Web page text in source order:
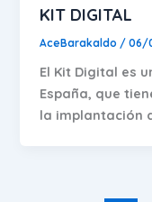
KIT DIGITAL
AceBarakaldo /06/
El Kit Digital es
España, que
la implantación